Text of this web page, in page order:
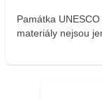
Památka
materiály nejsou